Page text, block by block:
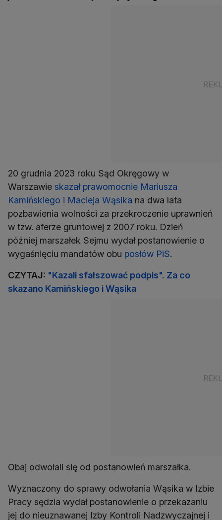
20 grudnia 2023 roku Sąd Okręgowy w
Warszawie skazał prawomocnie Mariusza
Kamińskiego i Macieja Wąsika na dwa lata
pozbawienia wolności za przekroczenie uprawnień
w tzw. aferze gruntowej z 2007 roku. Dzień
później marszałek Sejmu wydał postanowienie o
wygaśnięciu mandatów obu posłów PiS.
CZYTAJ: "Kazali sfałszować podpis". Za co
skazano Kamińskiego i Wąsika
Obaj odwołali się od postanowień marszałka.
Wyznaczony do sprawy odwołania Wąsika w Izbie
Pracy sędzia wydał postanowienie o przekazaniu
jej do nieuznawanej Izby Kontroli Nadzwyczajnej i